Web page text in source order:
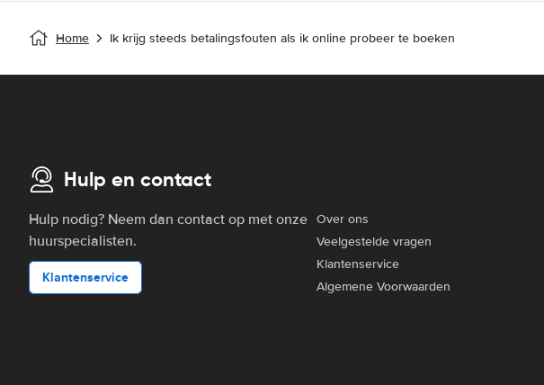
Home Ik krijg steeds betalingsfouten als ik online probeer te boeken
Hulp en contact
Hulp nodig? Neem dan contact op met onze
huurspecialisten.
Klantenservice
Over ons
Veelgestelde vragen
Klantenservice
Algemene Voorwaarden